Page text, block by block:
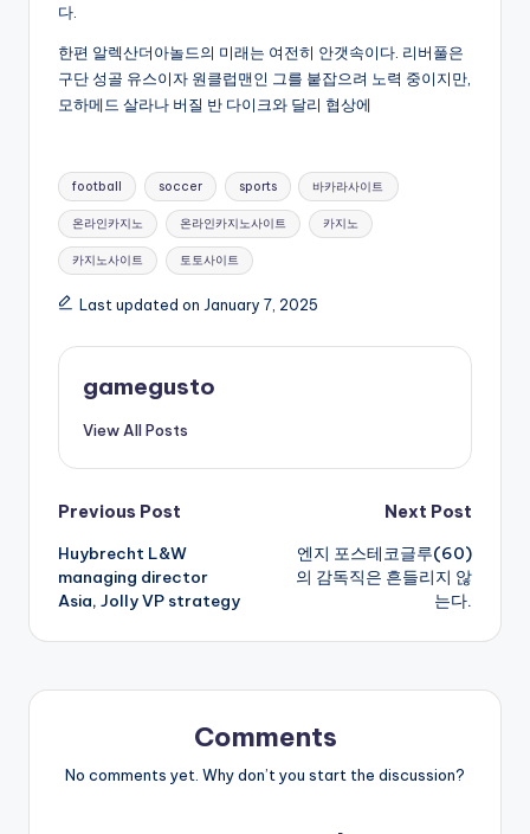
다.
한편 알렉산더아놀드의 미래는 여전히 안갯속이다. 리버풀은
구단 성골 유스이자 원클럽맨인 그를 붙잡으려 노력 중이지만,
모하메드 살라나 버질 반 다이크와 달리 협상에
Tags:
football soccer sports 바카라사이트
온라인카지노 온라인카지노사이트 카지노
카지노사이트 토토사이트
Last updated on January 7, 2025
gamegusto
View All Posts
Post
navigation
Previous Post
Huybrecht L&W
managing director
Asia, Jolly VP strategy
Next Post
엔지 포스테코글루(60)
의 감독직은 흔들리지 않
는다.
Comments
No comments yet. Why don’t you start the discussion?